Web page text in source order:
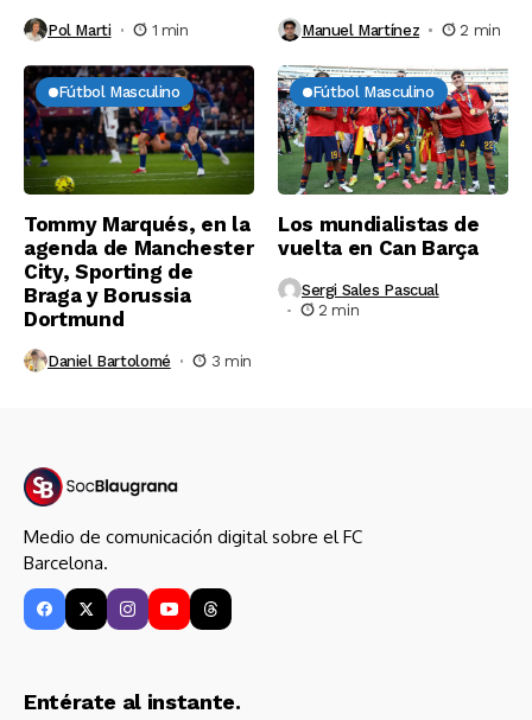
Pol Marti 1 min Manuel Martínez 2 min
Fútbol Masculino
Tommy Marqués, en la
agenda de Manchester
City, Sporting de
Braga y Borussia
Dortmund
Daniel Bartolomé 3 min
Fútbol Masculino
Los mundialistas de
vuelta en Can Barça
Sergi Sales Pascual
2 min
Medio de comunicación digital sobre el FC
Barcelona.
Entérate al instante.